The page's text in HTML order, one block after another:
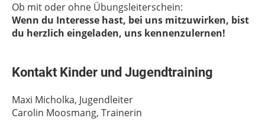
Ob mit oder ohne Übungsleiterschein:
Wenn du Interesse hast, bei uns mitzuwirken, bist
du herzlich eingeladen, uns kennenzulernen!
Kontakt Kinder und Jugendtraining
Maxi Micholka, Jugendleiter
Carolin Moosmang, Trainerin